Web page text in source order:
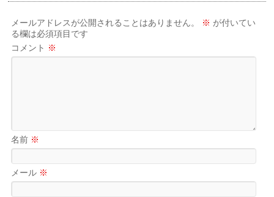
メールアドレスが公開されることはありません。 ※ が付いてい
る欄は必須項目です
コメント ※
名前 ※
メール ※